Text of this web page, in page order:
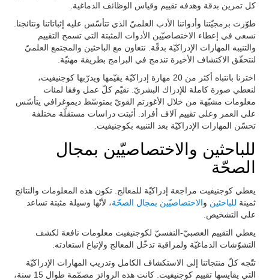
كل تمرين بدقة وهدفه تقييم وقياس الوظائف الدماغية.
طوّرت برمجيّتنا وأدواتنا الأدب العلميّ الذي تتأسّس عليه إثباتاتنا ونتائجنا.
نسعى في إعطاء الاختصاصيّين الأدوات المثبتة التي تسمح التقييم
والتنيبه المهارات الإدراكيّة بدقّة. نتعاون مع الباحثين والمجتمع العلميّ
لنتحقّق الاكتشاف الأخيرة تندمج في البرامج بطريقة مهنيّة.
اخترنا بانتباه أكثر من 20 مهارة إدراكيّة يقيّمها ويدرّبها كوجنيفيت،
لنعطي صورة كاملة للإدراك البشريّ. نقيّم كلّ عمل وفقا لمئات
معلومات مشبّهة من خلال الأغورتم القويّ بمتوسّط ديموغرافي يتأسّس
على العمر وعلى تقييم آلاف أفراد. أثبتت دراسات مستقلّة مختلفة
تحسّن المهارات الإدراكيّة بعد التنبيه بكوجنيفيت.
للباحثين والاختصاصيّين بمجال
الصحّة
يعطي كوجنيفيت مراجعة إدراكيّة للمعالج. تكون هذه المعلومات والنتائج
ثمينة للباحثين والاختصاصيّين بمجال الصحّة، لأنّها وسيلة مثبتة تساعد
على التشخيص.
يعطي التقييم العصبيّ-النفسيّ لكوجنيفيت معلومات نافعة لكشف
التشوّشات الدماغيّة ولمراقبة تدخّل المعالج ولإتباع استعادته.
تتّجه كلّ منتجاتنا إلى الاستكشاف الكامل وتدريب المهارات الإدراكيّة
التي يقايسها تقييم كوجنيفيت. كانت هذه الروائز مصمّمة طوال 15 سنة،